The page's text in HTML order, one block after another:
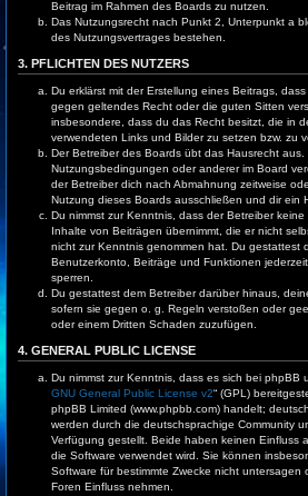
Beitrag im Rahmen des Boards zu nutzen.
Das Nutzungsrecht nach Punkt 2, Unterpunkt a
des Nutzungsvertrages bestehen.
3. PFLICHTEN DES NUTZERS
Du erklärst mit der Erstellung eines Beitrags,
gegen geltendes Recht oder die guten Sitten
insbesondere, dass du das Recht besitzt, die in
verwendeten Links und Bilder zu setzen bzw. zu
Der Betreiber des Boards übt das Hausrecht
Nutzungsbedingungen oder anderer im Board
der Betreiber dich nach Abmahnung zeitweise
Nutzung dieses Boards ausschließen und dir ein
Du nimmst zur Kenntnis, dass der Betreiber
Inhalte von Beiträgen übernimmt, die er nicht
nicht zur Kenntnis genommen hat. Du gestattest
Benutzerkonto, Beiträge und Funktionen
sperren.
Du gestattest dem Betreiber darüber hinaus,
sofern sie gegen o. g. Regeln verstoßen oder
oder einem Dritten Schaden zuzufügen.
4. GENERAL PUBLIC LICENSE
Du nimmst zur Kenntnis, dass es sich bei phpBB
GNU General Public License v2“ (GPL)
phpBB Limited (www.phpbb.com) handelt;
werden durch die deutschsprachige Community
Verfügung gestellt. Beide haben keinen Einfluss
die Software verwendet wird. Sie können
Software für bestimmte Zwecke nicht untersagen
Foren Einfluss nehmen.